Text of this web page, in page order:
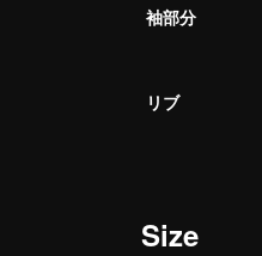
袖部分
リブ
Size